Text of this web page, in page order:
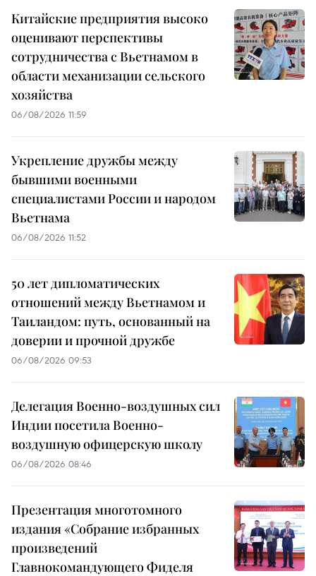
Китайские предприятия высоко
оценивают перспективы
сотрудничества с Вьетнамом в
области механизации сельского
хозяйства
06/08/2026 11:59
Укрепление дружбы между
бывшими военными
специалистами России и народом
Вьетнама
06/08/2026 11:52
50 лет дипломатических
отношений между Вьетнамом и
Таиландом: путь, основанный на
доверии и прочной дружбе
06/08/2026 09:53
Делегация Военно-воздушных сил
Индии посетила Военно-
воздушную офицерскую школу
06/08/2026 08:46
Презентация многотомного
издания «Собрание избранных
произведений
Главнокомандующего Фиделя